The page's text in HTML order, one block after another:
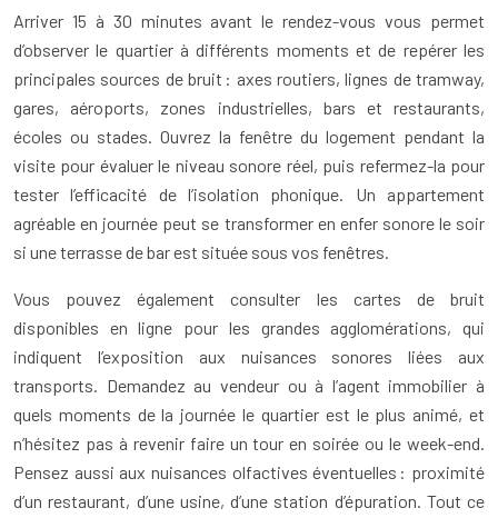
Arriver 15 à 30 minutes avant le rendez-vous vous permet
d’observer le quartier à différents moments et de repérer les
principales sources de bruit : axes routiers, lignes de tramway,
gares, aéroports, zones industrielles, bars et restaurants,
écoles ou stades. Ouvrez la fenêtre du logement pendant la
visite pour évaluer le niveau sonore réel, puis refermez-la pour
tester l’efficacité de l’isolation phonique. Un appartement
agréable en journée peut se transformer en enfer sonore le soir
si une terrasse de bar est située sous vos fenêtres.
Vous pouvez également consulter les cartes de bruit
disponibles en ligne pour les grandes agglomérations, qui
indiquent l’exposition aux nuisances sonores liées aux
transports. Demandez au vendeur ou à l’agent immobilier à
quels moments de la journée le quartier est le plus animé, et
n’hésitez pas à revenir faire un tour en soirée ou le week-end.
Pensez aussi aux nuisances olfactives éventuelles : proximité
d’un restaurant, d’une usine, d’une station d’épuration. Tout ce